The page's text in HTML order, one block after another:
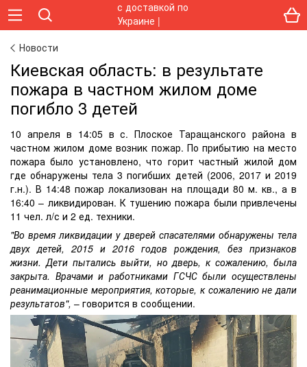
Новости
Киевская область: в результате
пожара в частном жилом доме
погибло 3 детей
10 апреля в 14:05 в с. Плоское Таращанского района в
частном жилом доме возник пожар. По прибытию на место
пожара было установлено, что горит частный жилой дом
где обнаружены тела 3 погибших детей (2006, 2017 и 2019
г.н.). В 14:48 пожар локализован на площади 80 м. кв., а в
16:40 – ликвидирован. К тушению пожара были привлечены
11 чел. л/с и 2 ед. техники.
"Во время ликвидации у дверей спасателями обнаружены тела
двух детей, 2015 и 2016 годов рождения, без признаков
жизни. Дети пытались выйти, но дверь, к сожалению, была
закрыта. Врачами и работниками ГСЧС были осуществлены
реанимационные мероприятия, которые, к сожалению не дали
результатов", – говорится в сообщении.